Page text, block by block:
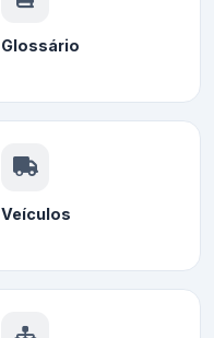
Glossário
Veículos